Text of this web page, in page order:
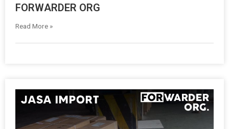
FORWARDER ORG
Read More »